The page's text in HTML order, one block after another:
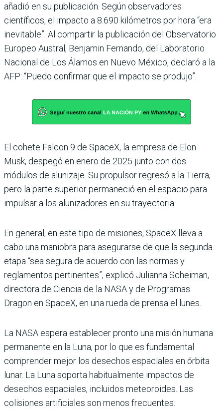
añadió en su publicación. Según observadores
científicos, el impacto a 8.690 kilómetros por hora “era
inevitable”. Al compartir la publicación del Observatorio
Europeo Austral, Benjamin Fernando, del Laboratorio
Nacional de Los Álamos en Nuevo México, declaró a la
AFP: “Puedo confirmar que el impacto se produjo”.
El cohete Falcon 9 de SpaceX, la empresa de Elon
Musk, despegó en enero de 2025 junto con dos
módulos de alunizaje. Su propulsor regresó a la Tierra,
pero la parte superior permaneció en el espacio para
impulsar a los alunizadores en su trayectoria.
En general, en este tipo de misiones, SpaceX lleva a
cabo una maniobra para asegurarse de que la segunda
etapa “sea segura de acuerdo con las normas y
reglamentos pertinentes”, explicó Julianna Scheiman,
directora de Ciencia de la NASA y de Programas
Dragon en SpaceX, en una rueda de prensa el lunes.
La NASA espera establecer pronto una misión humana
permanente en la Luna, por lo que es fundamental
comprender mejor los desechos espaciales en órbita
lunar. La Luna soporta habitualmente impactos de
desechos espaciales, incluidos meteoroides. Las
colisiones artificiales son menos frecuentes.